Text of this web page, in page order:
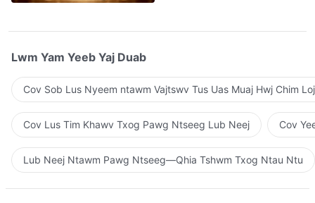
Lwm Yam Yeeb Yaj Duab
Cov Sob Lus Nyeem ntawm Vajtswv Tus Uas Muaj Hwj Chim
Cov Lus Tim Khawv Txog Pawg Ntseeg Lub Neej Cov
Lub Neej Ntawm Pawg Ntseeg—Qhia Tshwm Txog Ntau Ntu